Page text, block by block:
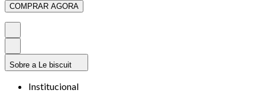
COMPRAR AGORA
Sobre a Le biscuit
Institucional